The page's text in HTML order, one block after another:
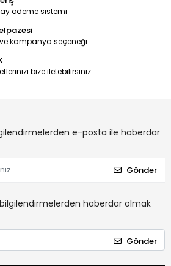
ödeme sistemi
kampanya seçeneği
bize iletebilirsiniz.
e-posta ile haberdar
Gönder
haberdar olmak
Gönder